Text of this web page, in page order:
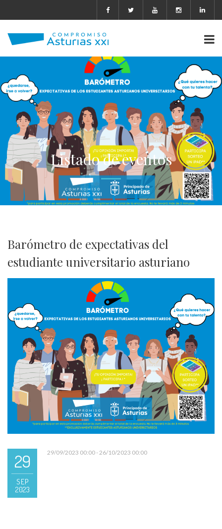
Listado de eventos
Barómetro de expectativas del
estudiante universitario asturiano
29
SEP
2023
29/09/2023 00:00 - 26/10/2023 00:00